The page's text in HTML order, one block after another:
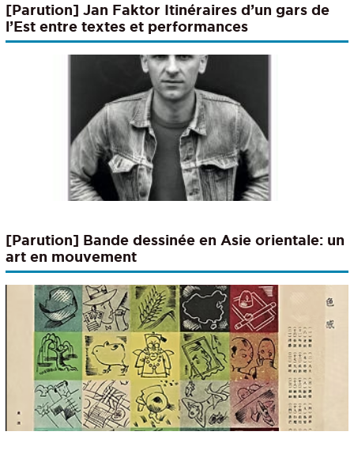
[Parution] Jan Faktor Itinéraires d’un gars de
l’Est entre textes et performances
[Parution] Bande dessinée en Asie orientale: un
art en mouvement